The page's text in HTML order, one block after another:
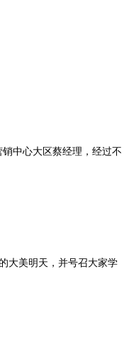
中心大区蔡经理，经过不
大美明天，并号召大家学